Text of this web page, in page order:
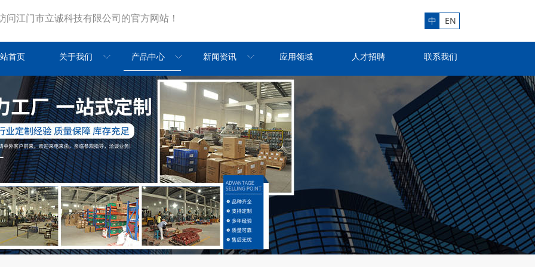
问江门市立诚科技有限公司的官方网站！ 中 EN
首页 关于我们 产品中心 新闻资讯 应用领域 人才招聘 联系我们